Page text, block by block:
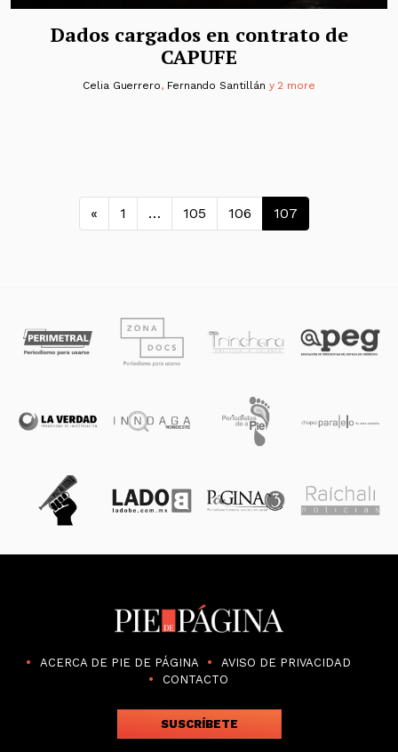
Dados cargados en contrato de
CAPUFE
Celia Guerrero, Fernando Santillán y 2 more
Navegación de entradas
« 1 … 105 106 107
ACERCA DE PIE DE PÁGINA
AVISO DE PRIVACIDAD
CONTACTO
SUSCRÍBETE